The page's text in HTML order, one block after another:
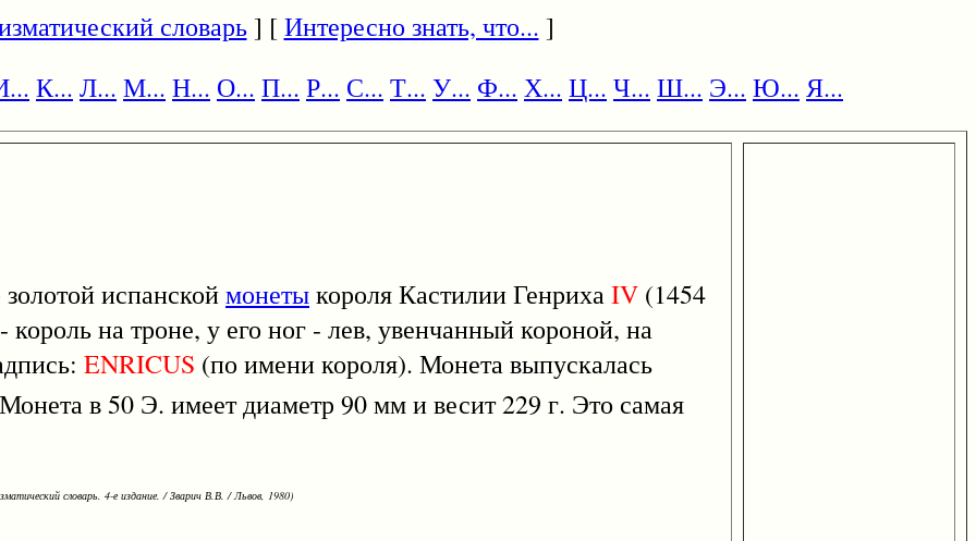
словарь] [Интересно знать, что... ]
К... Л... М... Н... О... П... Р... С... Т... У... Ф... Х... Ц... Ч... Ш... Э... Ю... Я...
испанскоймонетыкороля Кастилии ГенрихаIV (1454
- король на троне, у его ног - лев, увенчанный короной, на
ENRICUS (по имени короля). Монета выпускалась
в 50 Э. имеет диаметр 90 мм и весит 229 г. Это самая
словарь. 4-е издание. / Зварич В.В. / Львов, 1980)